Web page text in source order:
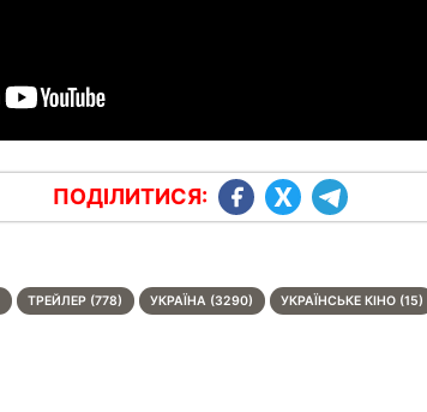
ПОДІЛИТИСЯ:
ТРЕЙЛЕР (778) УКРАЇНА (3290) УКРАЇНСЬКЕ КІНО (15)